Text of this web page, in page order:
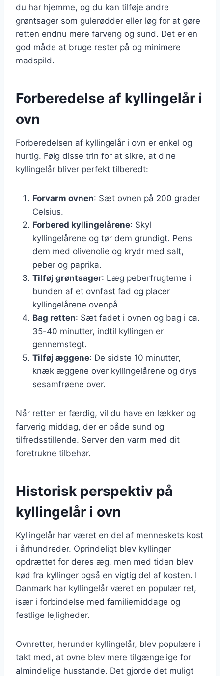
du har hjemme, og du kan tilføje andre
grøntsager som gulerødder eller løg for at gøre
retten endnu mere farverig og sund. Det er en
god måde at bruge rester på og minimere
madspild.
Forberedelse af kyllingelår i
ovn
Forberedelsen af kyllingelår i ovn er enkel og
hurtig. Følg disse trin for at sikre, at dine
kyllingelår bliver perfekt tilberedt:
Forvarm ovnen: Sæt ovnen på 200 grader
Celsius.
Forbered kyllingelårene: Skyl
kyllingelårene og tør dem grundigt. Pensl
dem med olivenolie og krydr med salt,
peber og paprika.
Tilføj grøntsager: Læg peberfrugterne i
bunden af et ovnfast fad og placer
kyllingelårene ovenpå.
Bag retten: Sæt fadet i ovnen og bag i ca.
35-40 minutter, indtil kyllingen er
gennemstegt.
Tilføj æggene: De sidste 10 minutter,
knæk æggene over kyllingelårene og drys
sesamfrøene over.
Når retten er færdig, vil du have en lækker og
farverig middag, der er både sund og
tilfredsstillende. Server den varm med dit
foretrukne tilbehør.
Historisk perspektiv på
kyllingelår i ovn
Kyllingelår har været en del af menneskets kost
i århundreder. Oprindeligt blev kyllinger
opdrættet for deres æg, men med tiden blev
kød fra kyllinger også en vigtig del af kosten. I
Danmark har kyllingelår været en populær ret,
især i forbindelse med familiemiddage og
festlige lejligheder.
Ovnretter, herunder kyllingelår, blev populære i
takt med, at ovne blev mere tilgængelige for
almindelige husstande. Det gjorde det muligt